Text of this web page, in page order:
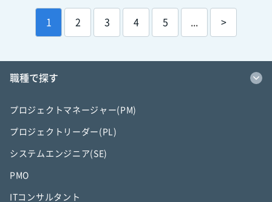
1 2 3 4 5 >
職種で探す
プロジェクトマネージャー(PM)
プロジェクトリーダー(PL)
システムエンジニア(SE)
PMO
ITコンサルタント